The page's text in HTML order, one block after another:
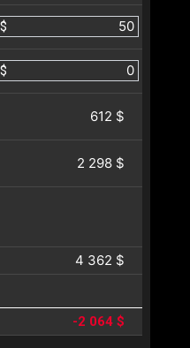
$
$
612 $
2 298 $
4 362 $
-2 064 $